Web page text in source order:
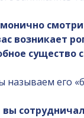
возникает
существо
называем его